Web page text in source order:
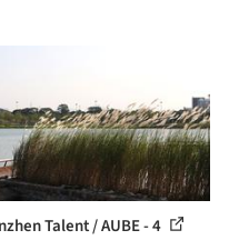
Talent / AUBE - 4